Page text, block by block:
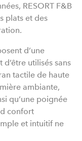
RESORT F&B
plats et des
d’une
utilisés sans
tactile de haute
ambiante,
qu’une poignée
confort
et intuitif ne